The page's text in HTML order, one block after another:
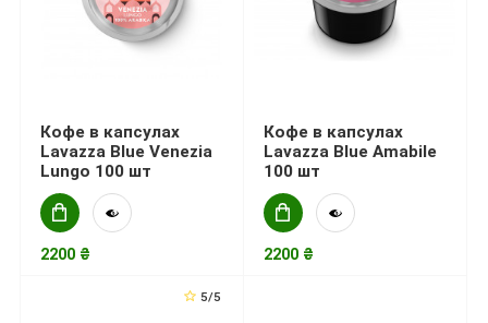
Кофе в капсулах
Lavazza Blue Venezia
Lungo 100 шт
2200 ₴
Кофе в капсулах
Lavazza Blue Amabile
100 шт
2200 ₴
5/5